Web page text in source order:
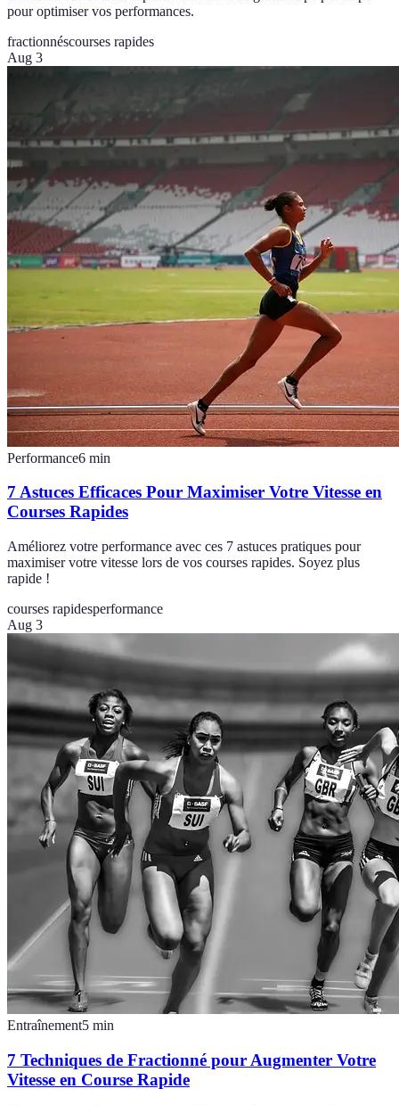
pour optimiser vos performances.
fractionnéscourses rapides
Aug 3
Performance6 min
7 Astuces Efficaces Pour Maximiser Votre Vitesse en
Courses Rapides
Améliorez votre performance avec ces 7 astuces pratiques pour
maximiser votre vitesse lors de vos courses rapides. Soyez plus
rapide !
courses rapidesperformance
Aug 3
Entraînement5 min
7 Techniques de Fractionné pour Augmenter Votre
Vitesse en Course Rapide